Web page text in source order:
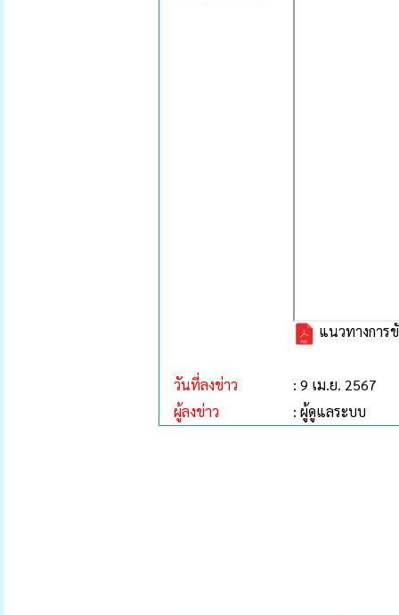
แนวทางการ
วันที่ลงข่าว
: 9 เม.ย. 2567
ผู้ลงข่าว
: ผู้ดูแลระบบ